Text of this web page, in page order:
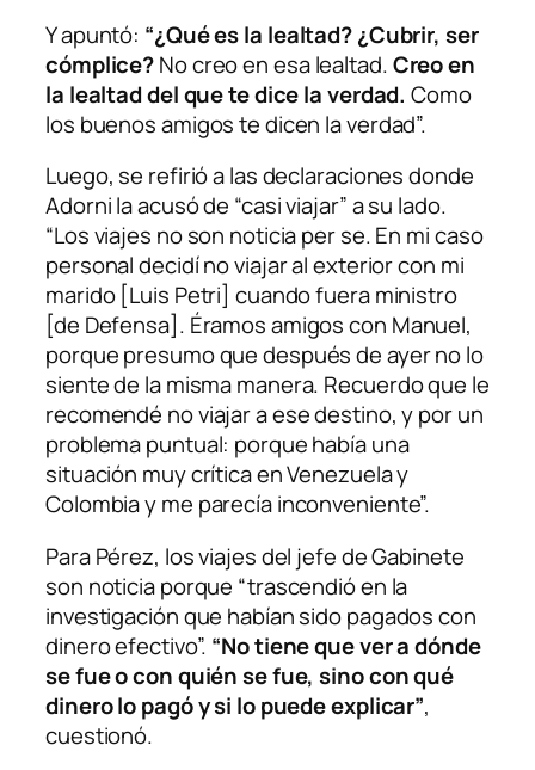
Y apuntó: “¿Qué es la lealtad? ¿Cubrir, ser
cómplice?No creo en esa lealtad.Creo en
la lealtad del que te dice la verdad. Como
los buenos amigos te dicen la verdad”.
Luego, se refirió a las declaraciones donde
Adorni la acusó de “casi viajar” a su lado.
“Los viajes no son noticia per se. En mi caso
personal decidí no viajar al exterior con mi
marido [Luis Petri] cuando fuera ministro
[de Defensa]. Éramos amigos con Manuel,
porque presumo que después de ayer no lo
siente de la misma manera. Recuerdo que le
recomendé no viajar a ese destino, y por un
problema puntual: porque había una
situación muy crítica en Venezuela y
Colombia y me parecía inconveniente”.
Para Pérez, los viajes del jefe de Gabinete
son noticia porque “trascendió en la
investigación que habían sido pagados con
dinero efectivo”. “No tiene que ver a dónde
se fue o con quién se fue, sino con qué
dinero lo pagó y si lo puede explicar”,
cuestionó.